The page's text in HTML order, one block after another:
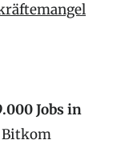
Jobs in
Bitkom